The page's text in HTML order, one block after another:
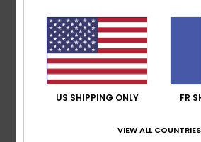
EQYKT04094 Code couleur
Caractéristiques
Matière :pur coton biologique
Coupe :coupe regular,
US SHIPPING ONLY FR
VIEW ALL COUNTRIES